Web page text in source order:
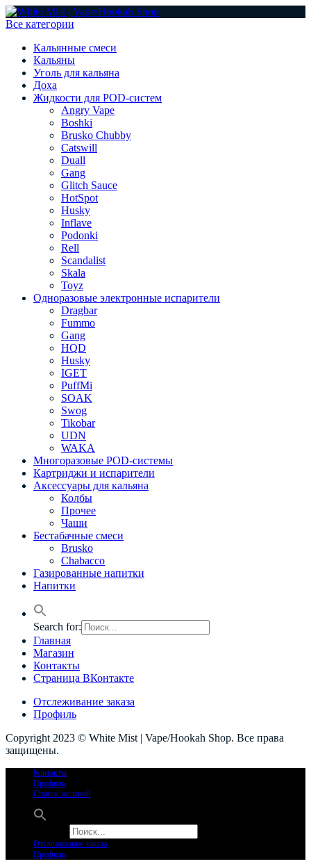
Все категории
Кальянные смеси
Кальяны
Уголь для кальяна
Доха
Жидкости для POD-систем
Angry Vape
Boshki
Brusko Chubby
Catswill
Duall
Gang
Glitch Sauce
HotSpot
Husky
Inflave
Podonki
Rell
Scandalist
Skala
Toyz
Одноразовые электронные испарители
Dragbar
Fummo
Gang
HQD
Husky
IGET
PuffMi
SOAK
Swog
Tikobar
UDN
WAKA
Многоразовые POD-системы
Картриджи и испарители
Аксессуары для кальяна
Колбы
Прочее
Чаши
Бестабачные смеси
Brusko
Chabacco
Газированные напитки
Напитки
Search for:
Главная
Магазин
Контакты
Страница ВКонтакте
Отслеживание заказа
Профиль
Copyright 2023 © White Mist | Vape/Hookah Shop. Все права
защищены.
Контакты
Профиль
Список желаний
Отслеживание заказа
Профиль